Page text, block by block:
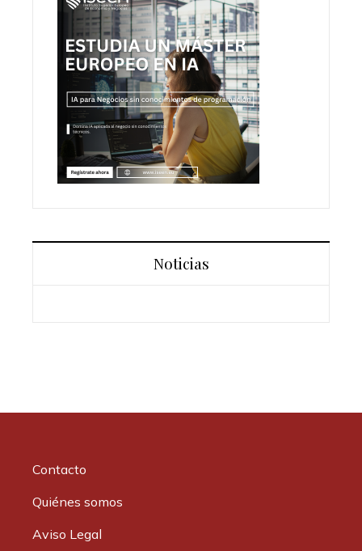
Noticias
Contacto
Quiénes somos
Aviso Legal